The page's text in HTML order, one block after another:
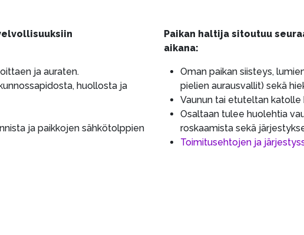
ja auraten.
huollosta ja
ja paikkojen sähkötolppien
Paikan haltija sitoutuu
aikana:
Oman paikan siisteys,
pielien aurausvallit) sekä
Vaunun tai etuteltan
Osaltaan tulee huolehtia
roskaamista sekä
Toimitusehtojen ja